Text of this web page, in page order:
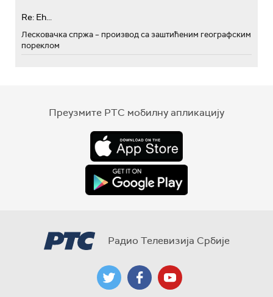
Re: Eh...
Лесковачка спржа – производ са заштићеним географским
пореклом
Преузмите РТС мобилну апликацију
Радио Телевизија Србије